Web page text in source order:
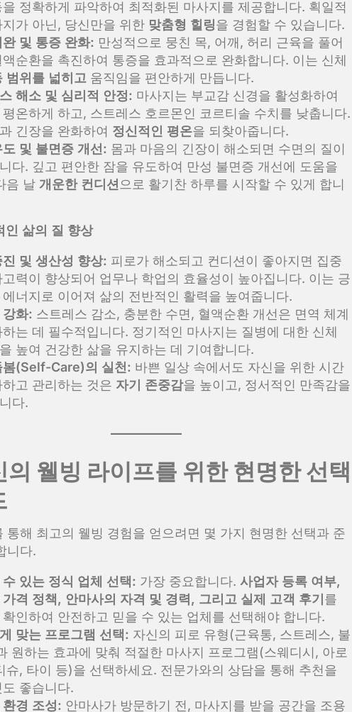
정확하게 파악하여 최적화된 마사지를 제공합니다. 획일적
지가 아닌, 당신만을 위한 맞춤형 힐링을 경험할 수 있습니다.
완 및 통증 완화: 만성적으로 뭉친 목, 어깨, 허리 근육을 풀어
순환을 촉진하여 통증을 효과적으로 완화합니다. 이는 신체
범위를 넓히고 움직임을 편안하게 만듭니다.
해소 및 심리적 안정: 마사지는 부교감 신경을 활성화하여
평온하게 하고, 스트레스 호르몬인 코르티솔 수치를 낮춥니다.
긴장을 완화하여 정신적인 평온을 되찾아줍니다.
도 및 불면증 개선: 몸과 마음의 긴장이 해소되면 수면의 질이
다. 깊고 편안한 잠을 유도하여 만성 불면증 개선에 도움을
음 날 개운한 컨디션 으로 활기찬 하루를 시작할 수 있게 합니
인 삶의 질 향상
진 및 생산성 향상: 피로가 해소되고 컨디션이 좋아지면 집중
고력이 향상되어 업무나 학업의 효율성이 높아집니다. 이는 긍
에너지로 이어져 삶의 전반적인 활력을 높여줍니다.
강화: 스트레스 감소, 충분한 수면, 혈액순환 개선은 면역 체계
는 데 필수적입니다. 정기적인 마사지는 질병에 대한 신체
높여 건강한 삶을 유지하는 데 기여합니다.
봄(Self-Care)의 실천: 바쁜 일상 속에서도 자신을 위한 시간
고 관리하는 것은 자기 존중감을 높이고, 정서적인 만족감을
다.
의 웰빙 라이프를 위한 현명한 선택
통해 최고의 웰빙 경험을 얻으려면 몇 가지 현명한 선택과 준
니다.
수 있는 정식 업체 선택: 가장 중요합니다. 사업자 등록 여부,
격 정책, 안마사의 자격 및 경력, 그리고 실제 고객 후기 를
확인하여 안전하고 믿을 수 있는 업체를 선택해야 합니다.
맞는 프로그램 선택: 자신의 피로 유형(근육통, 스트레스, 불
원하는 효과에 맞춰 적절한 마사지 프로그램(스웨디시, 아로
슈, 타이 등)을 선택하세요. 전문가와의 상담을 통해 추천을
도 좋습니다.
경 조성: 안마사가 방문하기 전, 마사지를 받을 공간을 조용